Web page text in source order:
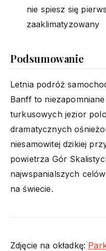
nie spiesz się
zaaklimatyzowany
Podsumowanie
Letnia podróż
Banff to
turkusowych jezior
dramatycznych
niesamowitej dzikiej
powietrza Gór
najwspanialszych
na świecie.
Zdjęcie na okładkę: